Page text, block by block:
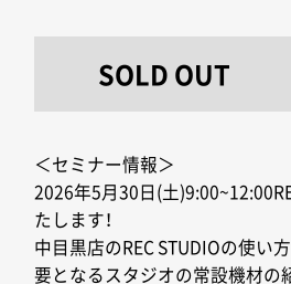
SOLD OUT
＜セミナー情報＞
2026年5月30日(土
たします！
中目黒店のREC STUDIOの使い
要となるスタジオの常設機材の